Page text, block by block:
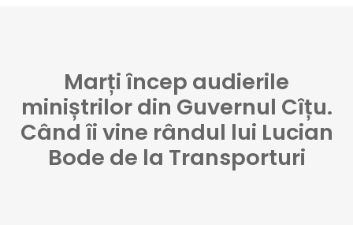
Marți încep audierile
miniștrilor din Guvernul Cîțu.
Când îi vine rândul lui Lucian
Bode de la Transporturi